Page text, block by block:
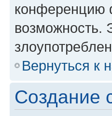
конференцию
возможность.
Вернуться к
Создание